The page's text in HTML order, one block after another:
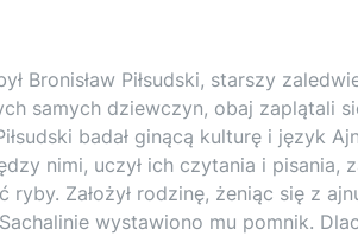
Bronisław Piłsudski, starszy
samych dziewczyn, obaj zaplątali
badał ginącą kulturę i język
nimi, uczył ich czytania i pisania,
Założył rodzinę, żeniąc się z
wystawiono mu pomnik.